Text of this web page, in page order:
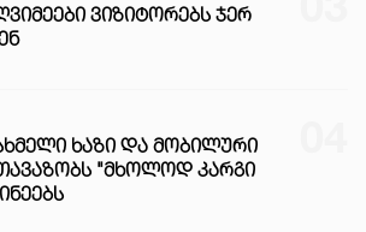
ᲕᲘᲖᲘᲢᲝᲠᲔᲑᲡ ᲯᲔᲠ
ᲮᲐᲖᲘ ᲓᲐ ᲛᲝᲑᲘᲚᲣᲠᲘ
"ᲛᲮᲝᲚᲝᲓ ᲙᲐᲠᲒᲘ